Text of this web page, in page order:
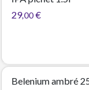
29,00 €
Belenium ambré